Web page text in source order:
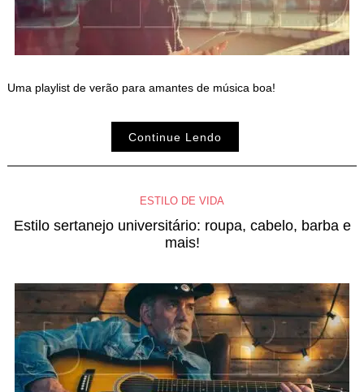
Uma playlist de verão para amantes de música boa!
Continue Lendo
ESTILO DE VIDA
Estilo sertanejo universitário: roupa, cabelo, barba e
mais!